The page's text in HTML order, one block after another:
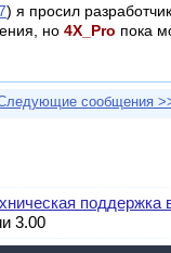
) я просил
но 4X_Pro пока
сообщения
поддержка
3.00